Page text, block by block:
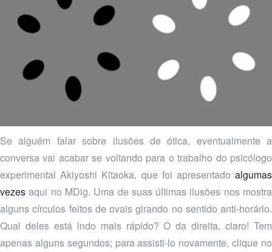
Se alguém falar sobre ilusões de ótica, eventualmente a
conversa vai acabar se voltando para o trabalho do psicólogo
experimental Akiyoshi Kitaoka, que foi apresentado algumas
vezes aqui no MDig. Uma de suas últimas ilusões nos mostra
alguns círculos feitos de ovais girando no sentido anti-horário.
Qual deles está indo mais rápido? O da direita, claro! Tem
apenas alguns segundos; para assisti-lo novamente, clique no